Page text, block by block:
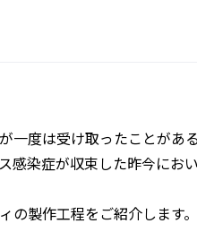
一度は受け取ったことがあ
感染症が収束した昨今にお
の製作工程をご紹介します。